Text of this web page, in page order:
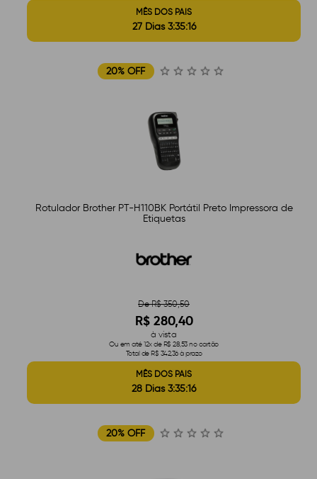
MÊS DOS PAIS
27 Dias 3:35:15
20% OFF
Rotulador Brother PT-H110BK Portátil Preto Impressora de
Etiquetas
De R$ 350,50
R$ 280,40
à vista
Ou em até 12x de R$ 28,53 no cartão
Total de R$ 342,36 à prazo
MÊS DOS PAIS
28 Dias 3:35:15
20% OFF